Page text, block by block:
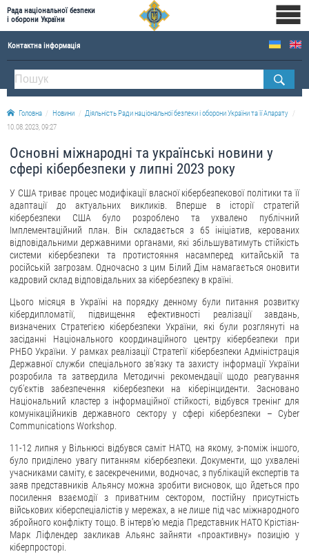
Рада національної безпеки
і оборони України
Контактна інформація
ПРО РНБОУ
Склад Ради національної безпеки і оборони України
Апарат Ради національної безпеки і оборони України
Історична довідка про діяльність Ради національної безпеки і оборони України
ПРЕСЦЕНТР
Новини
Drone Deals
Фотогалерея
Відеогалерея
ЗВЕРНЕННЯ ГРОМАДЯН
Звернення громадян
Електронне звернення
ДОСТУП ДО ПУБЛІЧНОЇ ІНФОРМАЦІЇ
Запит на отримання публічної інформації
Облік публічної інформації
Питання запобігання корупції
Публічні закупівлі
Внутрішній аудит
Головна Новини
Діяльність Ради національної безпеки і оборони України та її Апарату
10.08.2023, 09:27
Основні міжнародні та українські новини у
сфері кібербезпеки у липні 2023 року
У США триває процес модифікації власної кібербезпекової політики та її
адаптації до актуальних викликів. Вперше в історії стратегій
кібербезпеки США було розроблено та ухвалено публічний
Імплементаційний план. Він складається з 65 ініціатив, керованих
відповідальними державними органами, які збільшуватимуть стійкість
системи кібербезпеки та протистояння насамперед китайській та
російській загрозам. Одночасно з цим Білий Дім намагається оновити
кадровий склад відповідальних за кібербезпеку в країні.
Цього місяця в Україні на порядку денному були питання розвитку
кібердипломатії, підвищення ефективності реалізації завдань,
визначених Стратегією кібербезпеки України, які були розглянуті на
засіданні Національного координаційного центру кібербезпеки при
РНБО України. У рамках реалізації Стратегії кібербезпеки Адміністрація
Державної служби спеціального зв'язку та захисту інформації України
розробила та затвердила Методичні рекомендації щодо реагування
суб’єктів забезпечення кібербезпеки на кіберінциденти. Засновано
Національний кластер з інформаційної стійкості, відбувся тренінг для
комунікаційників державного сектору у сфері кібербезпеки – Cyber
Communications Workshop.
11-12 липня у Вільнюсі відбувся саміт НАТО, на якому, з-поміж іншого,
було приділено увагу питанням кібербезпеки. Документи, що ухвалені
учасниками саміту, є засекреченими, водночас, з публікацій експертів та
заяв представників Альянсу можна зробити висновок, що йдеться про
посилення взаємодії з приватним сектором, постійну присутність
військових кіберспеціалістів у мережах, а не лише під час міжнародного
збройного конфлікту тощо. В інтерв’ю медіа Представник НАТО Крістіан-
Марк Ліфлендер закликав Альянс зайняти «проактивну» позицію у
кіберпросторі.